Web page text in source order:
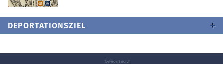
DEPORTATIONSZIEL